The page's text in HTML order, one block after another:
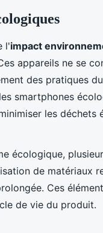
l'impact
appareils ne se
des pratiques
smartphones
les déchets
écologique,
de matériaux
Ces
de vie du produit.